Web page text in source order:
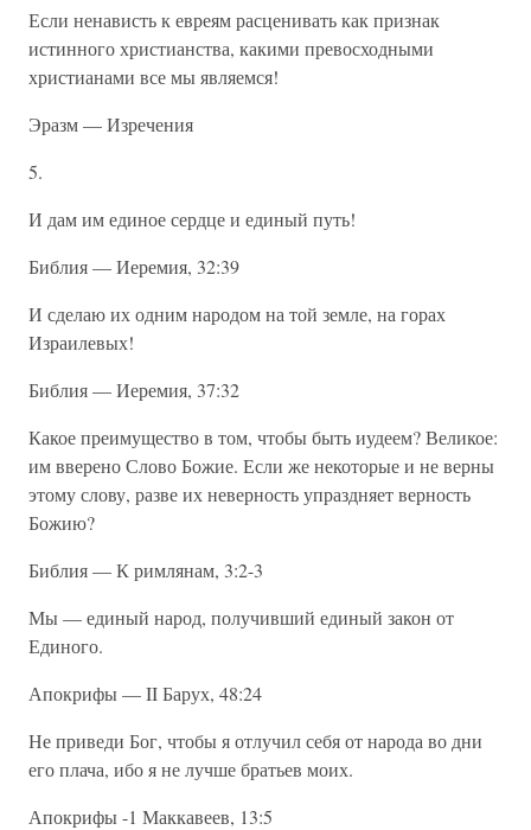
Если ненависть к евреям расценивать как признак
истинного христианства, какими превосходными
христианами все мы являемся!
Эразм — Изречения
5.
И дам им единое сердце и единый путь!
Библия — Иеремия, 32:39
И сделаю их одним народом на той земле, на горах
Израилевых!
Библия — Иеремия, 37:32
Какое преимущество в том, чтобы быть иудеем? Великое:
им вверено Слово Божие. Если же некоторые и не верны
этому слову, разве их неверность упраздняет верность
Божию?
Библия — К римлянам, 3:2-3
Мы — единый народ, получивший единый закон от
Единого.
Апокрифы — II Барух, 48:24
Не приведи Бог, чтобы я отлучил себя от народа во дни
его плача, ибо я не лучше братьев моих.
Апокрифы -1 Маккавеев, 13:5